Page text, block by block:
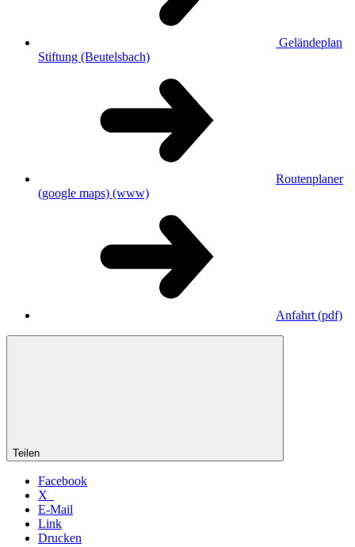
Geländeplan
Stiftung (Beutelsbach)
Routenplaner
(google maps) (www)
Anfahrt (pdf)
Teilen
Facebook
X
E-Mail
Link
Drucken